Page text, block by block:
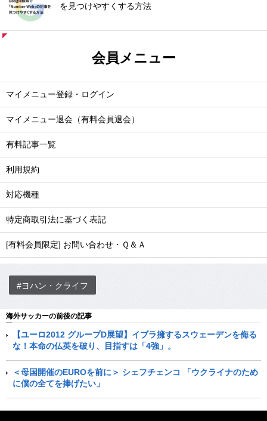
を見つけやすくする方法
会員メニュー
マイメニュー登録・ログイン
マイメニュー退会（有料会員退会）
有料記事一覧
利用規約
対応機種
特定商取引法に基づく表記
[有料会員限定] お問い合わせ・Ｑ＆Ａ
#ヨハン・クライフ
海外サッカーの前後の記事
【ユーロ2012 グループD展望】イブラ擁するスウェーデンを侮る
な！本命の仏英を破り、目指すは「4強」。
＜母国開催のEUROを前に＞ シェフチェンコ 「ウクライナのため
に僕の全てを捧げたい」